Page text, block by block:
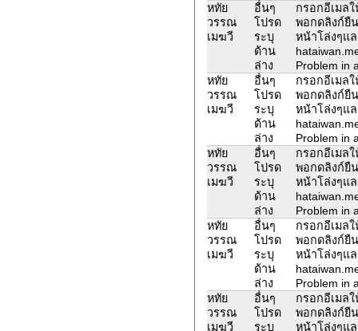
หทัย
วรรณ
เมฆวี
อื่นๆ
โปรด
ระบุ
ด้าน
ล่าง
กรอกอีเมล
พอกดลิงก์ยื
หน้าโล่งๆแ
Problem in
หทัย
วรรณ
เมฆวี
อื่นๆ
โปรด
ระบุ
ด้าน
ล่าง
กรอกอีเมล
พอกดลิงก์ยื
หน้าโล่งๆแ
Problem in
หทัย
วรรณ
เมฆวี
อื่นๆ
โปรด
ระบุ
ด้าน
ล่าง
กรอกอีเมล
พอกดลิงก์ยื
หน้าโล่งๆแ
Problem in
หทัย
วรรณ
เมฆวี
อื่นๆ
โปรด
ระบุ
ด้าน
ล่าง
กรอกอีเมล
พอกดลิงก์ยื
หน้าโล่งๆแ
Problem in
หทัย
วรรณ
เมฆวี
อื่นๆ
โปรด
ระบุ
กรอกอีเมล
พอกดลิงก์ยื
หน้าโล่งๆแ